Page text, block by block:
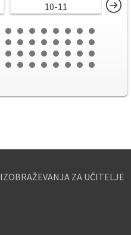
10-11
IZOBRAŽEVANJA ZA UČITELJE